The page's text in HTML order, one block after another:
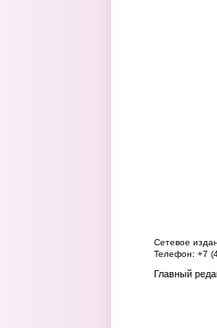
Сетевое
Телефон: +7
Главный